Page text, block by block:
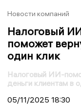
Новости компаний
Налоговый
поможет
один клик
Налоговый ИИ-
деньги клиентам в
05/11/2025 18:30